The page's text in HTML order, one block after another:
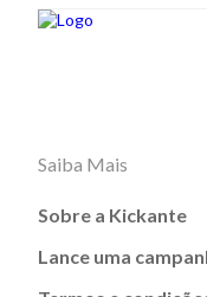
Saiba Mais
Sobre a Kickante
Lance uma